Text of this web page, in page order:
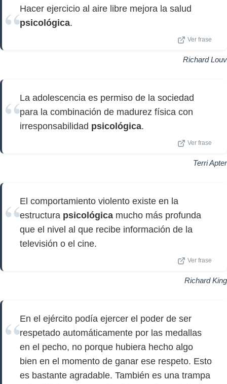
Hacer ejercicio al aire libre mejora la salud
psicológica.
Ver frase
Richard Louv
La adolescencia es permiso de la sociedad
para la combinación de madurez física con
irresponsabilidad psicológica.
Ver frase
Terri Apter
El comportamiento violento existe en la
estructura psicológica mucho más profunda
que el nivel al que recibe información de la
televisión o el cine.
Ver frase
Richard King
En el ejército podía ejercer el poder de ser
respetado automáticamente por las medallas
en el pecho, no porque hubiera hecho algo
bien en el momento de ganar ese respeto. Esto
es bastante agradable. También es una trampa